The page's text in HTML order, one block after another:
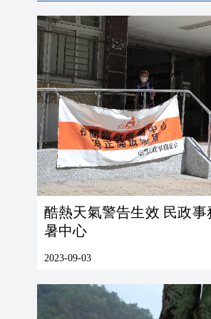
酷熱天氣警告生效 民政
暑中心
2023-09-03